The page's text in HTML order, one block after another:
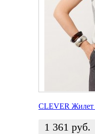
CLEVER Жилет
1 361 руб.